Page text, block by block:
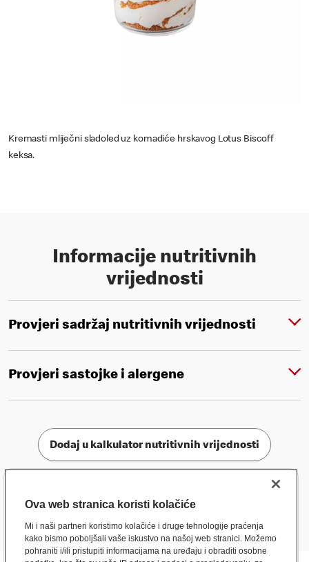
Kremasti mliječni sladoled uz komadiće hrskavog Lotus Biscoff
keksa.
Informacije nutritivnih
vrijednosti
Provjeri sadržaj nutritivnih vrijednosti
Provjeri sastojke i alergene
Dodaj u kalkulator nutritivnih vrijednosti
Ova web stranica koristi kolačiće
Mi i naši partneri koristimo kolačiće i druge tehnologije praćenja
kako bismo poboljšali vaše iskustvo na našoj web stranici. Možemo
pohraniti i/ili pristupiti informacijama na uređaju i obraditi osobne